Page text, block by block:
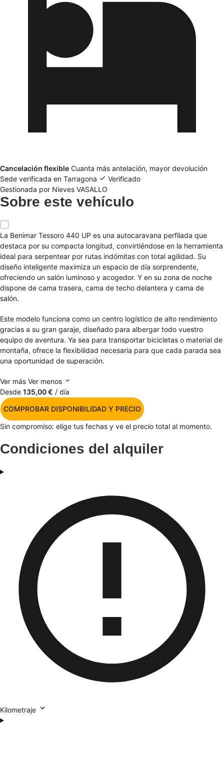
Cancelación flexible Cuanta más antelación, mayor devolución
Sede verificada en Tarragona
Verificado
Gestionada por Nieves VASALLO
Sobre este vehículo
La Benimar Tessoro 440 UP es una autocaravana perfilada que
destaca por su compacta longitud, convirtiéndose en la herramienta
ideal para serpentear por rutas indómitas con total agilidad. Su
diseño inteligente maximiza un espacio de día sorprendente,
ofreciendo un salón luminoso y acogedor. Y en su zona de noche
dispone de cama trasera, cama de techo delantera y cama de
salón.
Este modelo funciona como un centro logístico de alto rendimiento
gracias a su gran garaje, diseñado para albergar todo vuestro
equipo de aventura. Ya sea para transportar bicicletas o material de
montaña, ofrece la flexibilidad necesaria para que cada parada sea
una oportunidad de superación.
Ver más Ver menos
Desde 135,00 € / día
COMPROBAR DISPONIBILIDAD Y PRECIO
Sin compromiso: elige tus fechas y ve el precio total al momento.
Condiciones del alquiler
Kilometraje